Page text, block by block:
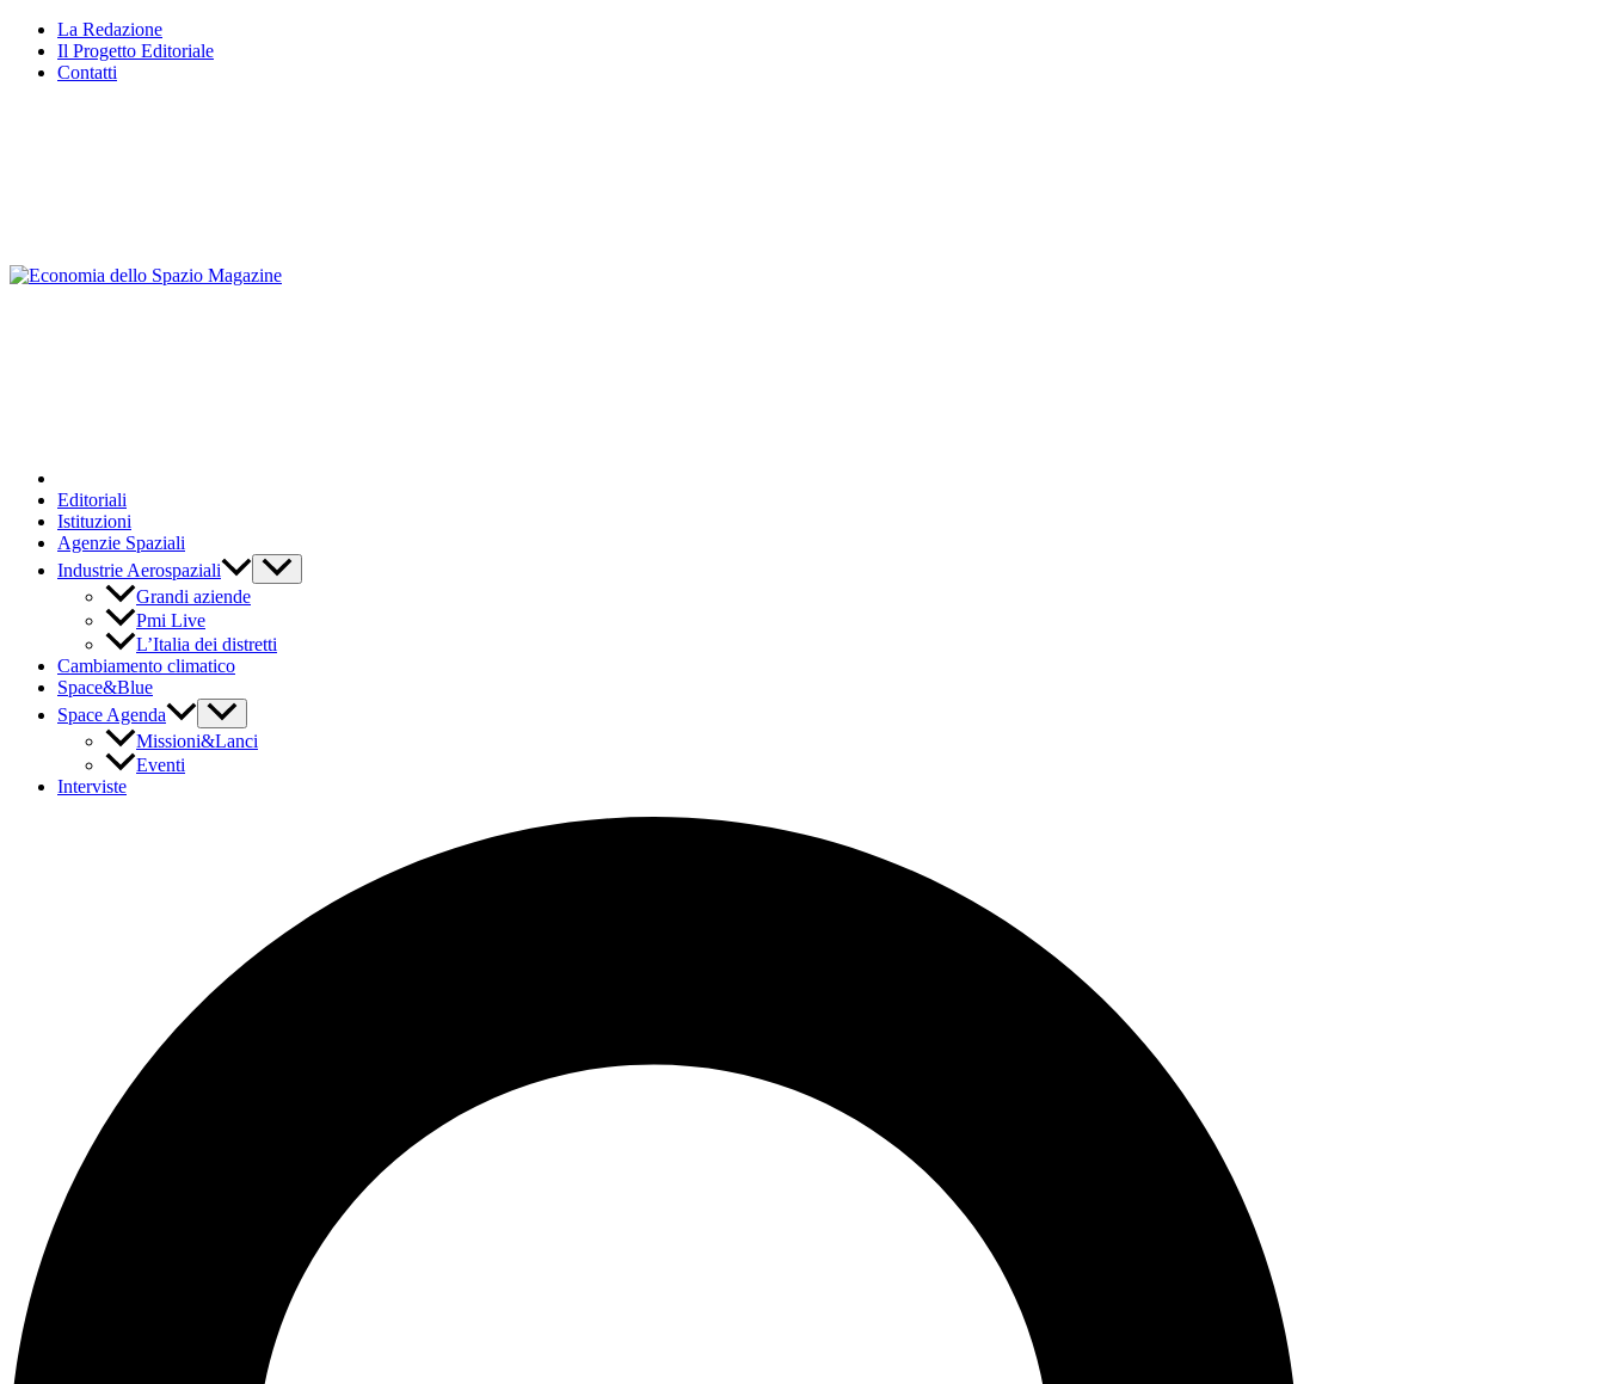
contenuto
La Redazione
Il Progetto Editoriale
Contatti
Editoriali
Istituzioni
Agenzie Spaziali
Industrie Aerospaziali
Grandi aziende
Pmi Live
L’Italia dei distretti
Cambiamento climatico
Space&Blue
Space Agenda
Missioni&Lanci
Eventi
Interviste